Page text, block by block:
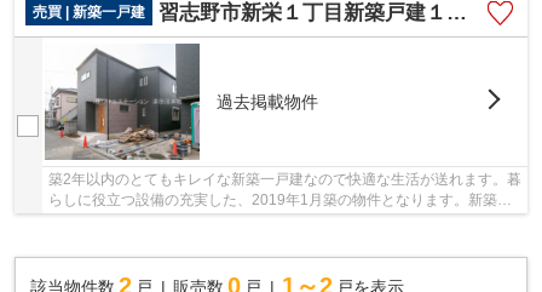
売買 | 新築一戸建
習志野市新栄１丁目新築戸建１号棟
過去掲載物件
築2年以内のとてもキレイな新築一戸建なので快適な生活が送れます。暮
らしに役立つ設備の充実した、2019年1月築の物件となります。新築の
該当物件数 2 戸 販売数 0 戸 1～2 戸を表示